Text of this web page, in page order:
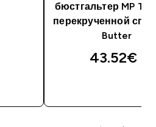
бюстгальтер MP
перекрученной
Butter
43.52€‎